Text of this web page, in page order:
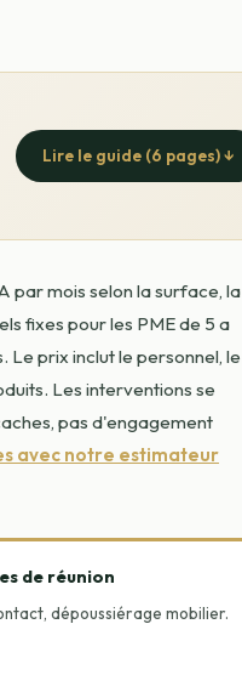
Lire le guide (6 pages) ↓
par mois selon la surface, la
fixes pour les PME de 5 a
Le prix inclut le personnel, le
Les interventions se
pas d'engagement
avec notre estimateur
de réunion
dépoussiérage mobilier.